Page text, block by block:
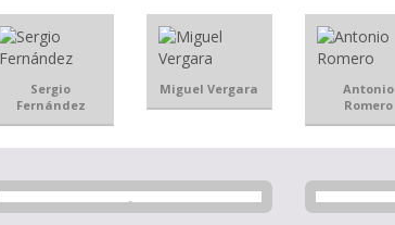
Sergio
Fernández
Miguel Vergara
Antonio
Romero